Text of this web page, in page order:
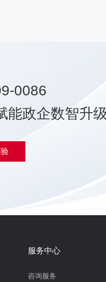
0086
能政企数智升
服务中心
咨询服务